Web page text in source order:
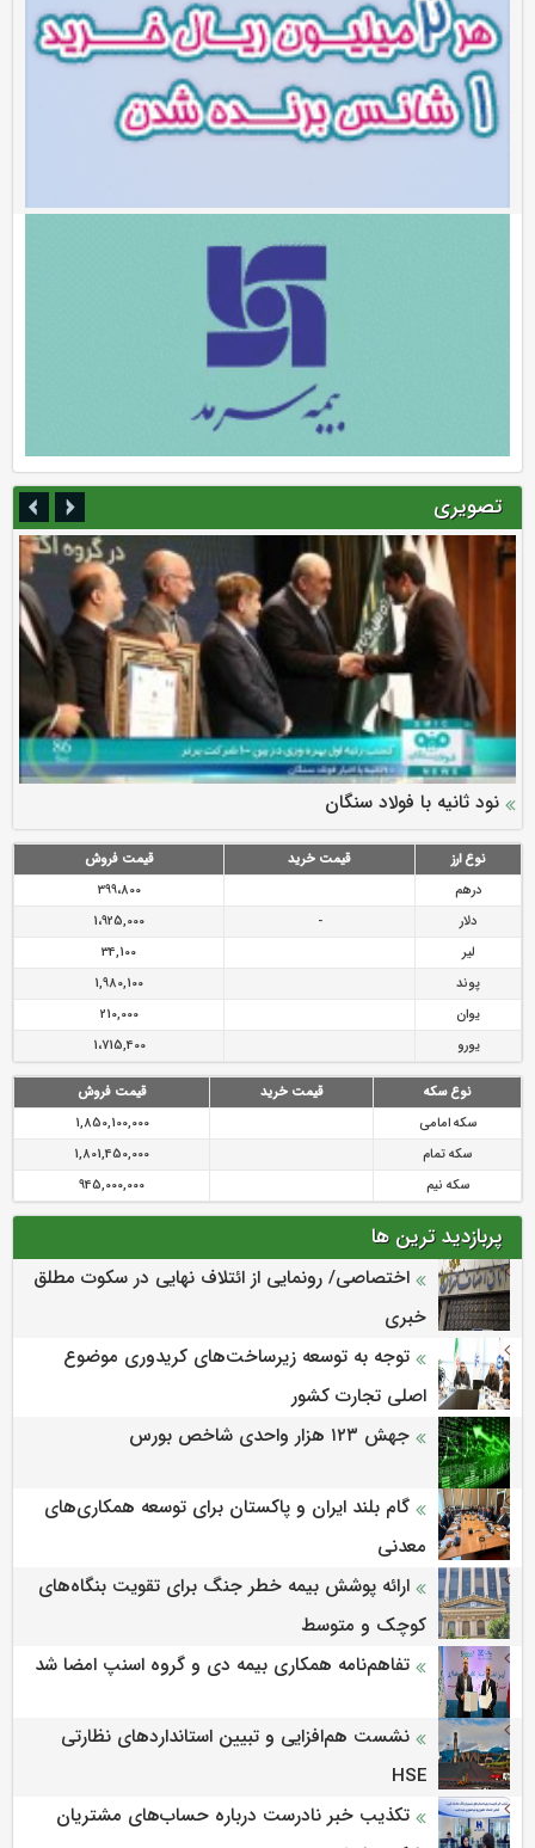
تصویری
ارزش سهام عدالت بالا رفت
سرمایه بیمه کوثر به ۴ همت می‌رسد
نود ثانیه با فولاد سنگان
تقدیر دبیرکل سندیکای بیمه گران ایران از اقدامات مدیرعامل بیمه
رازی
توصیه های رئیس پلیس فتا به مشتریان بانک ها در مورد
پیشگیری از سرقت های مجازی
نوع ارز قیمت خرید
قیمت فروش
درهم
399،800
دلار
-
1،925,000
لیر
34,100
پوند
1,980,100
یوان
210,000
یورو
1،715,400
نوع سکه قیمت خرید
قیمت فروش
سکه امامی
1,850,100,000
سکه تمام
1,801,450,000
سکه نیم
945,000,000
پربازدید ترین ها
اختصاصی/ رونمایی از ائتلاف‌ نهایی در سکوت مطلق
خبری
توجه به توسعه زیرساخت‌های کریدوری موضوع
اصلی تجارت کشور
جهش ۱۲۳ هزار واحدی شاخص بورس
گام بلند ایران و پاکستان برای توسعه همکاری‌های
معدنی
ارائه پوشش بیمه خطر جنگ برای تقویت بنگاه‌های
کوچک و متوسط
تفاهم‌نامه همکاری بیمه دی و گروه اسنپ امضا شد
نشست هم‌افزایی و تبیین استانداردهای نظارتی
HSE
تکذیب خبر نادرست درباره حساب‌های مشتریان